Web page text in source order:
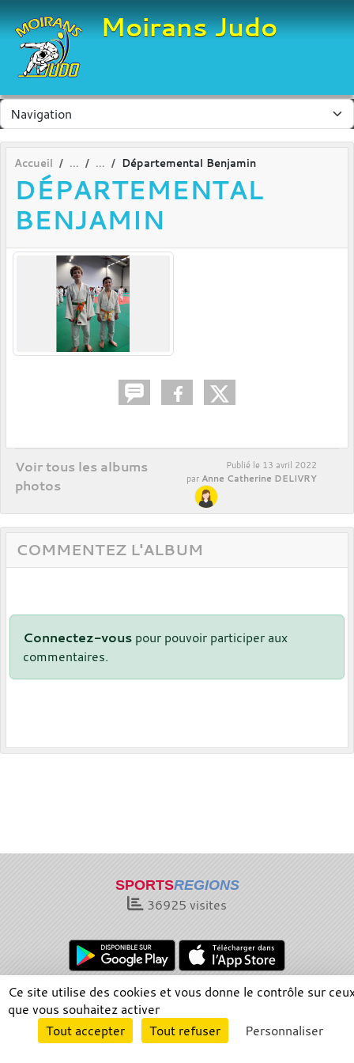
Moirans Judo
Accueil Départemental Benjamin
DÉPARTEMENTAL
BENJAMIN
Voir tous les albums
photos
Publié le 13 avril 2022
par Anne Catherine DELIVRY
COMMENTEZ L'ALBUM
Connectez-vous pour pouvoir participer aux
commentaires.
SPORTSREGIONS
36925 visites
Charte cookies
Gestion des cookies
Informations légales
Signaler un contenu inapproprié
Envie de participer ?
Connexion
Panneau de gestion des cookies
Ce site utilise des cookies et vous donne le contrôle sur
que vous souhaitez activer
Tout accepter
Tout refuser Personnaliser